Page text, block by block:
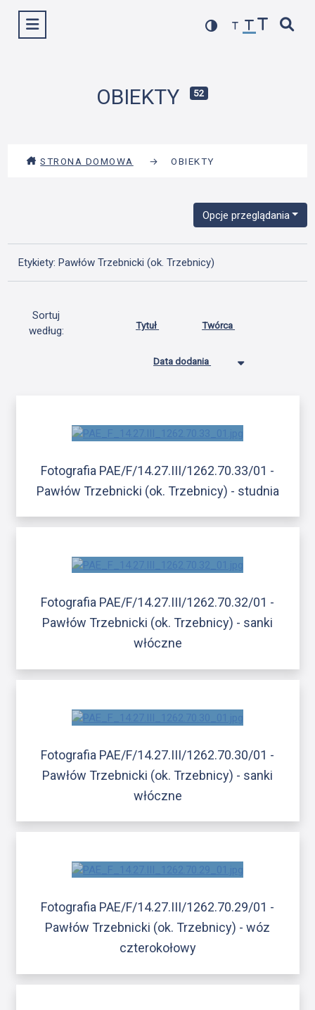
Wyświetl menu
OBIEKTY 52
STRONA DOMOWA → OBIEKTY
Opcje przeglądania
Etykiety: Pawłów Trzebnicki (ok. Trzebnicy)
Sortuj
według:
Tytuł Twórca
Data dodania
Fotografia PAE/F/14.27.III/1262.70.33/01 -
Pawłów Trzebnicki (ok. Trzebnicy) - studnia
Fotografia PAE/F/14.27.III/1262.70.32/01 -
Pawłów Trzebnicki (ok. Trzebnicy) - sanki
włóczne
Fotografia PAE/F/14.27.III/1262.70.30/01 -
Pawłów Trzebnicki (ok. Trzebnicy) - sanki
włóczne
Fotografia PAE/F/14.27.III/1262.70.29/01 -
Pawłów Trzebnicki (ok. Trzebnicy) - wóz
czterokołowy